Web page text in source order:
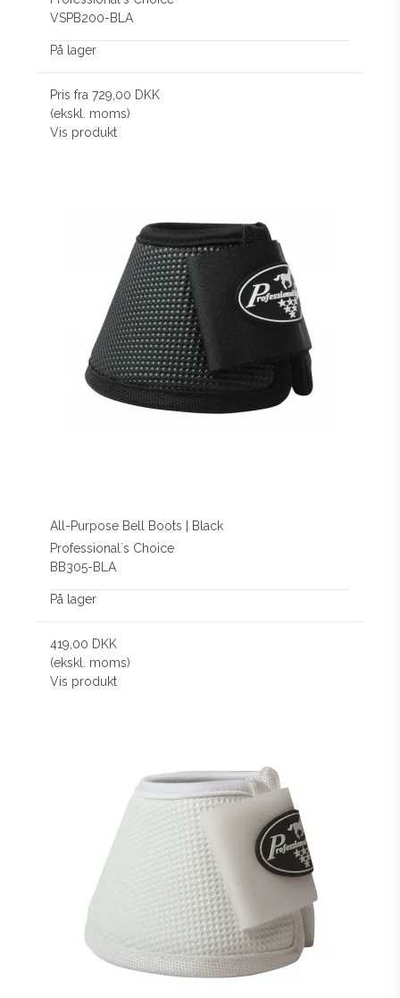
VSPB200-BLA
På lager
Pris fra729,00 DKK
(ekskl. moms)
Vis produkt
All-Purpose Bell Boots | Black
Professional´s Choice
BB305-BLA
På lager
419,00 DKK
(ekskl. moms)
Vis produkt